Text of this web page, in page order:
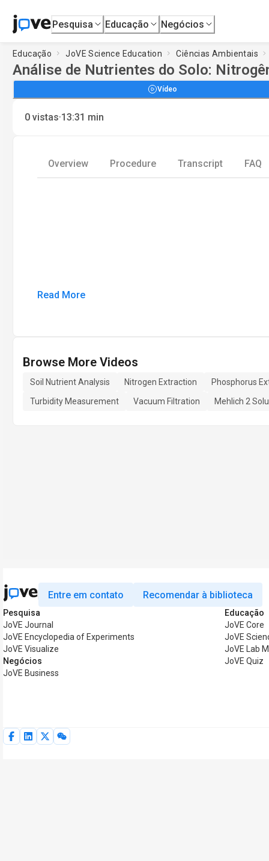
Pesquisa Educação Negócios
Educação JoVE Science Education Ciências Ambientais
Análise de Nutrientes do Solo:
Vídeo
0 vistas·13:31 min
Overview Procedure Transcript FAQ
Read More
Browse More Videos
Soil Nutrient Analysis Nitrogen Extraction
Phosphorus
Turbidity Measurement
Vacuum Filtration Mehlich 2
Entre em contato Recomendar à biblioteca
Pesquisa
JoVE Journal
JoVE Encyclopedia of Experiments
JoVE Visualize
Negócios
JoVE Business
Educação
JoVE Core
JoVE
JoVE Lab
JoVE Quiz